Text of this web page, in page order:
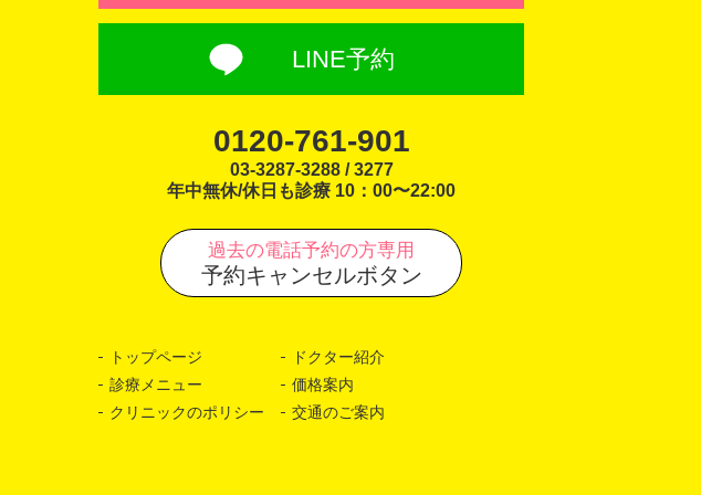
LINE予約
0120-761-901
03-3287-3288 / 3277
年中無休/休日も診療 10：00〜22:00
過去の電話予約の方専用
予約キャンセルボタン
トップページ
ドクター紹介
診療メニュー
価格案内
クリニックのポリシー
交通のご案内